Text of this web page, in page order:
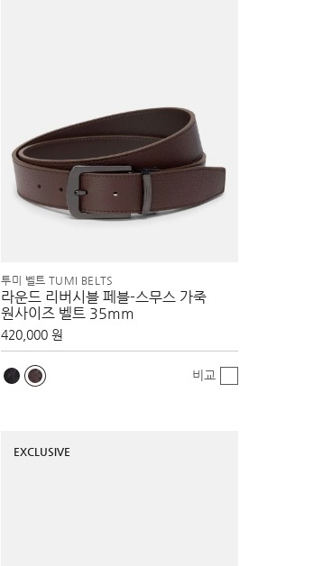
투미 벨트 TUMI BELTS
라운드 리버시블 페블-스무스 가죽
원사이즈 벨트 35mm
420,000 원
비교
EXCLUSIVE